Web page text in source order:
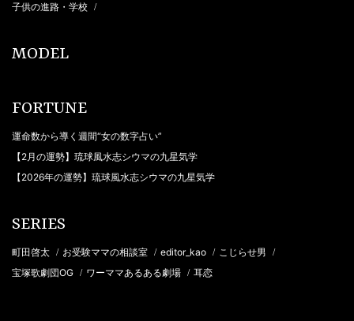
子供の進路・学校 /
MODEL
FORTUNE
運命数から導く週間“女の数字占い”
【2月の運勢】琉球風水志シウマの九星気学
【2026年の運勢】琉球風水志シウマの九星気学
SERIES
町田啓太 / お受験ママの相談室 / editor_kao / こじらせ男 /
宝塚歌劇団OG / ワーママあるある劇場 / 耳恋